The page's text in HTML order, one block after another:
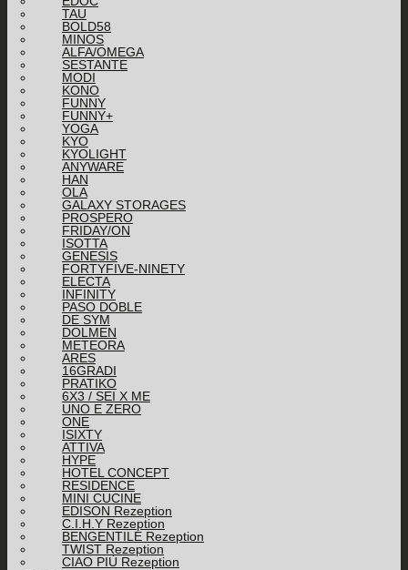
TAU
BOLD58
MINOS
ALFA/OMEGA
SESTANTE
MODI
KONO
FUNNY
FUNNY+
YOGA
KYO
KYOLIGHT
ANYWARE
HAN
OLA
GALAXY STORAGES
PROSPERO
FRIDAY/ON
ISOTTA
GENESIS
FORTYFIVE-NINETY
ELECTA
INFINITY
PASO DOBLE
DE SYM
DOLMEN
METEORA
ARES
16GRADI
PRATIKO
6X3 / SEI X ME
UNO E ZERO
ONE
ISIXTY
ATTIVA
HYPE
HOTEL CONCEPT
RESIDENCE
MINI CUCINE
EDISON Rezeption
C.I.H.Y Rezeption
BENGENTILE Rezeption
TWIST Rezeption
CIAO PIÙ Rezeption